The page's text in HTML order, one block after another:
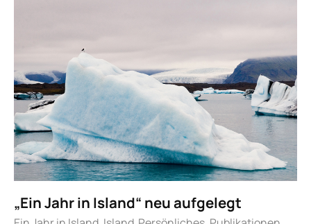
„Ein Jahr in Island“ neu aufgelegt